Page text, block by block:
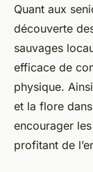
Quant aux
découverte
sauvages
efficace de
physique.
et la flore
encourager
profitant de